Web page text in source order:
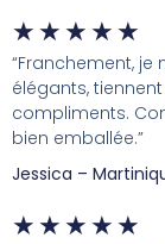
★ ★ ★ ★ ★
“Franchement, je
élégants,
compliments.
bien emballée.”
Jessica –
★ ★ ★ ★ ★